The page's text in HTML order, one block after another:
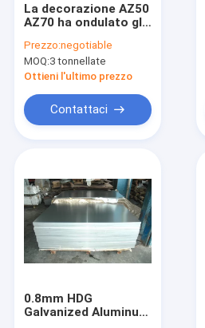
La decorazione AZ50
AZ70 ha ondulato gli
alluminio 0.1mm -
20mm
Prezzo:negotiable
MOQ:3 tonnellate
Ottieni l'ultimo prezzo
Contattaci
0.8mm HDG
Galvanized Aluminum